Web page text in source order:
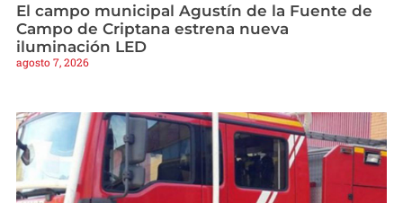
El campo municipal Agustín de la Fuente de
Campo de Criptana estrena nueva
iluminación LED
agosto 7, 2026